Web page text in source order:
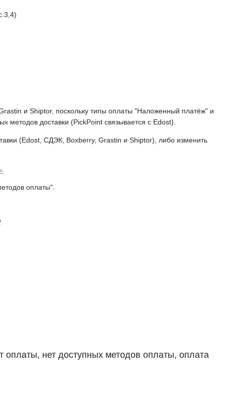
и Shiptor, поскольку типы оплаты "Наложенный платёж" и
методов доставки (PickPoint связывается с Edost).
(Edost, СДЭК, Boxberry, Grastin и Shiptor), либо изменить
оплаты".
нет доступных методов оплаты, оплата